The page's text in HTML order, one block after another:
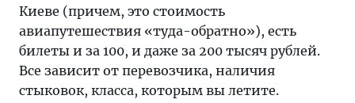
Киеве (причем, это стоимость
авиапутешествия «туда-обратно»), есть
билеты и за 100, и даже за 200 тысяч рублей.
Все зависит от перевозчика, наличия
стыковок, класса, которым вы летите.